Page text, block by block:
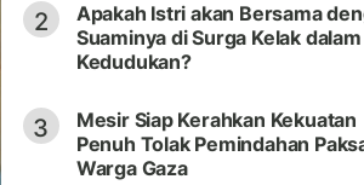
2
Apakah Istri akan Bersama
Suaminya di Surga Kelak
Kedudukan?
3
Mesir Siap Kerahkan Kekuatan
Penuh Tolak Pemindahan
Warga Gaza